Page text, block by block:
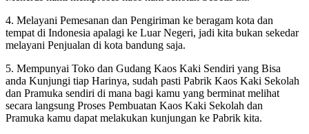
4. Melayani Pemesanan dan Pengiriman ke beragam kota dan
tempat di Indonesia apalagi ke Luar Negeri, jadi kita bukan sekedar
melayani Penjualan di kota bandung saja.
5. Mempunyai Toko dan Gudang Kaos Kaki Sendiri yang Bisa
anda Kunjungi tiap Harinya, sudah pasti Pabrik Kaos Kaki Sekolah
dan Pramuka sendiri di mana bagi kamu yang berminat melihat
secara langsung Proses Pembuatan Kaos Kaki Sekolah dan
Pramuka kamu dapat melakukan kunjungan ke Pabrik kita.